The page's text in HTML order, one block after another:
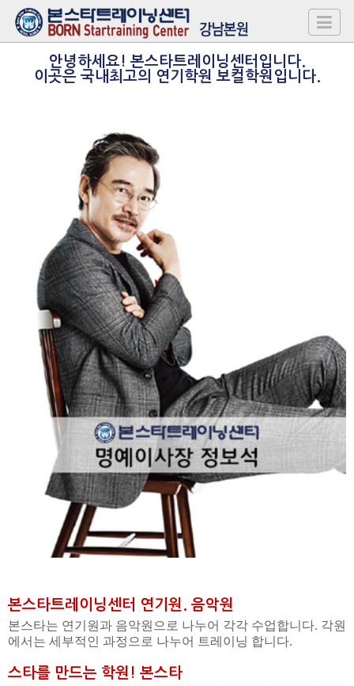
안녕하세요! 본스타트레이닝센터입니다.
이곳은 국내최고의 연기학원 보컬학원입니다.
본스타트레이닝센터 연기원. 음악원
본스타는 연기원과 음악원으로 나누어 각각 수업합니다. 각원
에서는 세부적인 과정으로 나누어 트레이닝 합니다.
스타를 만드는 학원! 본스타